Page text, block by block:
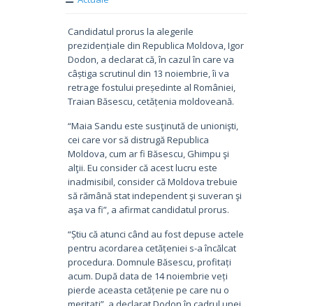
Candidatul prorus la alegerile
prezidențiale din Republica Moldova, Igor
Dodon, a declarat că, în cazul în care va
câștiga scrutinul din 13 noiembrie, îi va
retrage fostului președinte al României,
Traian Băsescu, cetățenia moldoveană.
“Maia Sandu este susţinută de unionişti,
cei care vor să distrugă Republica
Moldova, cum ar fi Băsescu, Ghimpu şi
alţii. Eu consider că acest lucru este
inadmisibil, consider că Moldova trebuie
să rămână stat independent şi suveran şi
aşa va fi”, a afirmat candidatul prorus.
“Știu că atunci când au fost depuse actele
pentru acordarea cetățeniei s-a încălcat
procedura. Domnule Băsescu, profitați
acum. După data de 14 noiembrie veți
pierde aceasta cetățenie pe care nu o